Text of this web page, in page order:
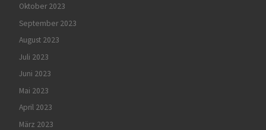
Oktober 2023
September 2023
August 2023
Juli 2023
Juni 2023
Mai 2023
April 2023
März 2023